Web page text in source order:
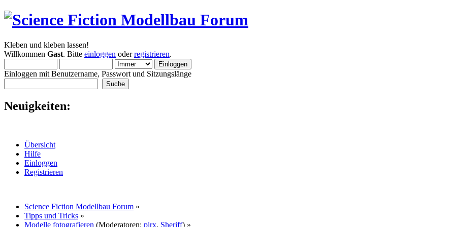
Kleben und kleben lassen!
Willkommen Gast. Bitte einloggen oderregistrieren.
Einloggen mit Benutzername, Passwort und Sitzungslänge
Neuigkeiten:
Übersicht
Hilfe
Einloggen
Registrieren
Science Fiction Modellbau Forum »
Tipps und Tricks »
Modelle fotografieren (Moderatoren: pirx, Sheriff) »